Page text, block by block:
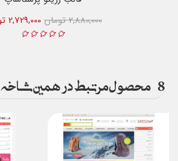
2,729,000 تومان
2,880,000 تومان
8 محصول مرتبط در همین شاخه